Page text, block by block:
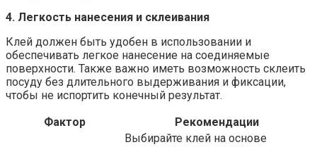
4. Легкость нанесения и склеивания
Клей должен быть удобен в использовании и
обеспечивать легкое нанесение на соединяемые
поверхности. Также важно иметь возможность склеить
посуду без длительного выдерживания и фиксации,
чтобы не испортить конечный результат.
Фактор
Рекомендации
Выбирайте клей на основе